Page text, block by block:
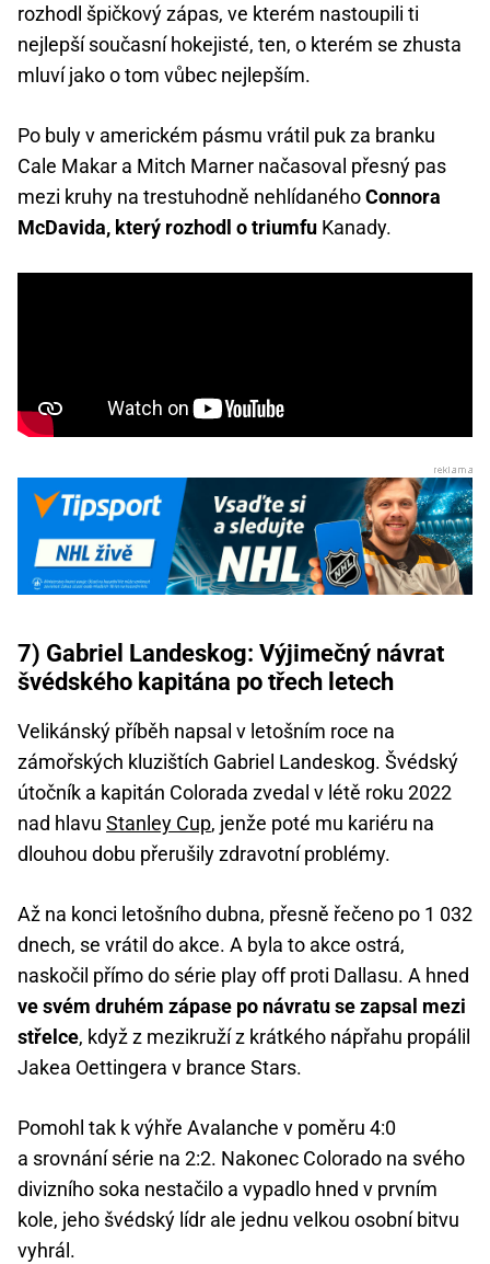
rozhodl špičkový zápas, ve kterém nastoupili ti
nejlepší současní hokejisté, ten, o kterém se zhusta
mluví jako o tom vůbec nejlepším.
Po buly v americkém pásmu vrátil puk za branku
Cale Makar a Mitch Marner načasoval přesný pas
mezi kruhy na trestuhodně nehlídanéhoConnora
McDavida, který rozhodl o triumfu Kanady.
7) Gabriel Landeskog: Výjimečný návrat
švédského kapitána po třech letech
Velikánský příběh napsal v letošním roce na
zámořských kluzištích Gabriel Landeskog. Švédský
útočník a kapitán Colorada zvedal v létě roku 2022
nad hlavu Stanley Cup, jenže poté mu kariéru na
dlouhou dobu přerušily zdravotní problémy.
Až na konci letošního dubna, přesně řečeno po 1 032
dnech, se vrátil do akce. A byla to akce ostrá,
naskočil přímo do série play off proti Dallasu. A hned
ve svém druhém zápase po návratu se zapsal mezi
střelce, když z mezikruží z krátkého nápřahu propálil
Jakea Oettingera v brance Stars.
Pomohl tak k výhře Avalanche v poměru 4:0
a srovnání série na 2:2. Nakonec Colorado na svého
divizního soka nestačilo a vypadlo hned v prvním
kole, jeho švédský lídr ale jednu velkou osobní bitvu
vyhrál.